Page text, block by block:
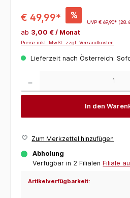
€ 49,99* %
UVP € 69,90*
ab 3,00 € / Monat
Preise inkl. MwSt. zzgl. Versandkosten
Lieferzeit nach Österreich:
In den
Zum Merkzettel hinzufügen
Abholung
Verfügbar in 2 Filialen Filiale
Artikelverfügbarkeit: